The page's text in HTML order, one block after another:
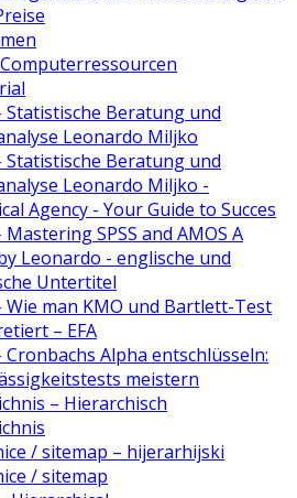
Statistische Beratung und
Leonardo Miljko
Statistische Beratung und
Leonardo Miljko -
Agency - Your Guide to Succes
Mastering SPSS and AMOS A
Leonardo - englische und
Untertitel
Wie man KMO und Bartlett-Test
– EFA
Cronbachs Alpha entschlüsseln:
meistern
– Hierarchisch
/ sitemap – hijerarhijski
/ sitemap